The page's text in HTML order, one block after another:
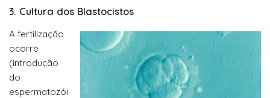
3. Cultura dos Blastocistos
A fertilização
ocorre
(introdução
do
espermatozói